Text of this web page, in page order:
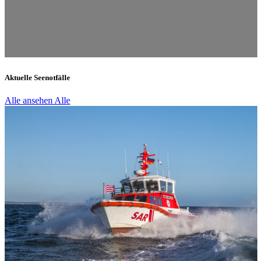
Aktuelle Seenotfälle
Alle ansehen Alle